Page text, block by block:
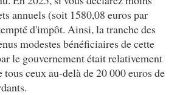
annuels (soit 1580,08 euros par
d'impôt. Ainsi, la tranche des
modestes bénéficiaires de cette
le gouvernement était relativement
ceux au-delà de 20 000 euros de